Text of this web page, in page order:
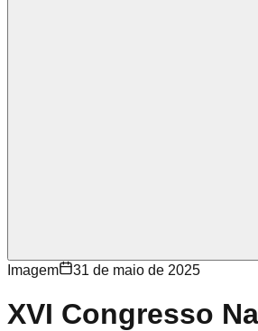
Imagem 31 de maio de 2025
XVI Congresso